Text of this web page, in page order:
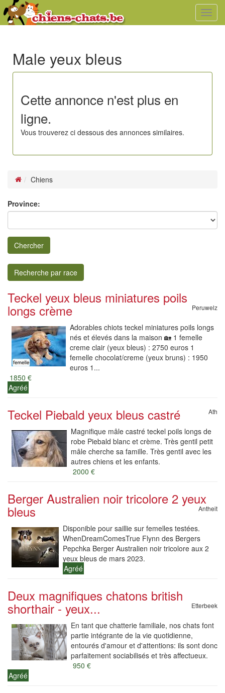
Male yeux bleus
Cette annonce n'est plus en
ligne.
Vous trouverez ci dessous des annonces similaires.
Chiens
Province:
Chercher
Recherche par race
Teckel yeux bleus miniatures poils
longs crème Peruwelz
Adorables chiots teckel miniatures poils longs
nés et élevés dans la maison 🏡 1 femelle
creme clair (yeux bleus) : 2750 euros 1
femelle chocolat/creme (yeux bruns) : 1950
euros 1...
1850 €
Agréé
Teckel Piebald yeux bleus castré Ath
Magnifique mâle castré teckel poils longs de
robe Piebald blanc et crème. Très gentil petit
mâle cherche sa famille. Très gentil avec les
autres chiens et les enfants.
2000 €
Berger Australien noir tricolore 2 yeux
bleus Antheit
Disponible pour saillie sur femelles testées.
WhenDreamComesTrue Flynn des Bergers
Pepchka Berger Australien noir tricolore aux 2
yeux bleus de mars 2023.
Agréé
Deux magnifiques chatons british
shorthair - yeux... Etterbeek
En tant que chatterie familiale, nos chats font
partie intégrante de la vie quotidienne,
entourés d'amour et d'attentions: ils sont donc
parfaitement sociabilisés et très affectueux.
950 €
Agréé